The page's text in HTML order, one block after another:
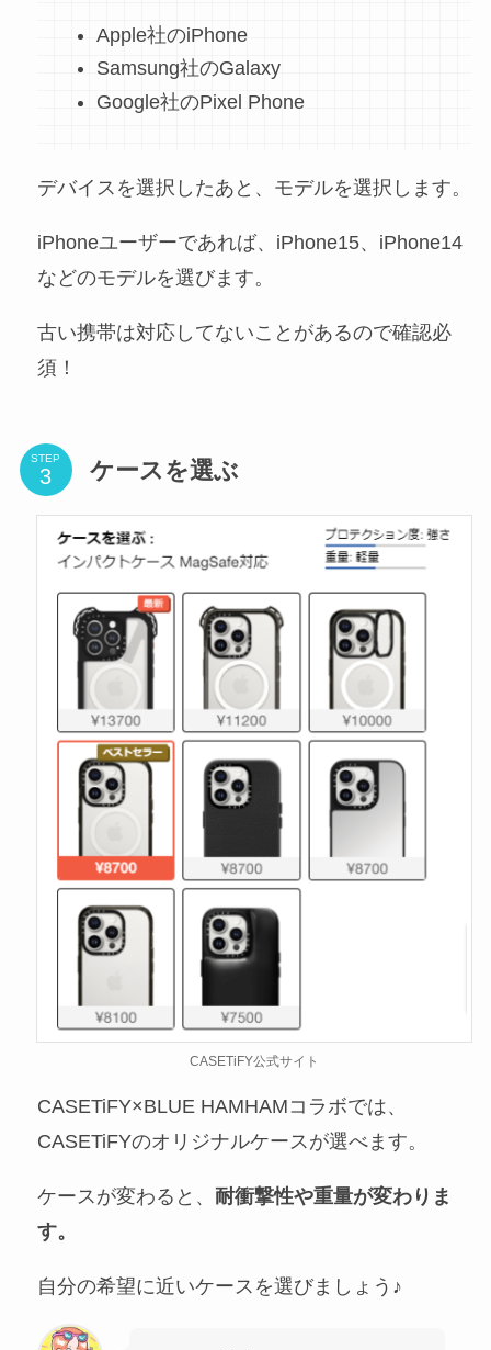
Apple社のiPhone
Samsung社のGalaxy
Google社のPixel Phone
デバイスを選択したあと、モデルを選択します。
iPhoneユーザーであれば、iPhone15、iPhone14
などのモデルを選びます。
古い携帯は対応してないことがあるので確認必
須！
STEP ケースを選ぶ
CASETiFY公式サイト
CASETiFY×BLUE HAMHAMコラボでは、
CASETiFYのオリジナルケースが選べます。
ケースが変わると、 耐衝撃性や重量が変わりま
す。
自分の希望に近いケースを選びましょう♪